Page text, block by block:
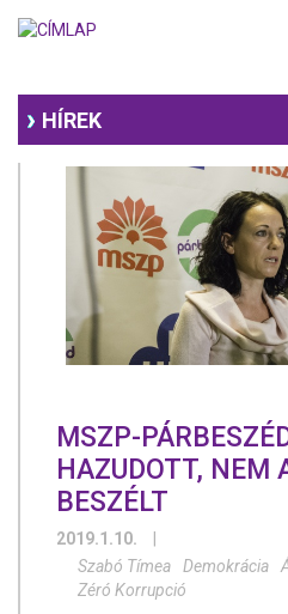
HÍREK
MSZP-
HAZUDOTT, NEM
BESZÉLT
2019.1.10.
Szabó Tímea
Demokrácia
Zéró Korrupció